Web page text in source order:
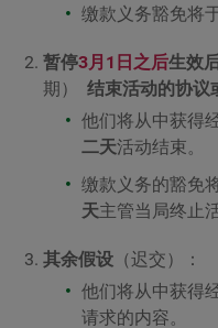
缴款义务豁免将
暂停3月1日之后生效
期） 结束活动的协议
他们将从中获得
二天活动结束。
缴款义务的豁免
天主管当局终止
其余假设 （迟交）：
他们将从中获得
请求的内容。